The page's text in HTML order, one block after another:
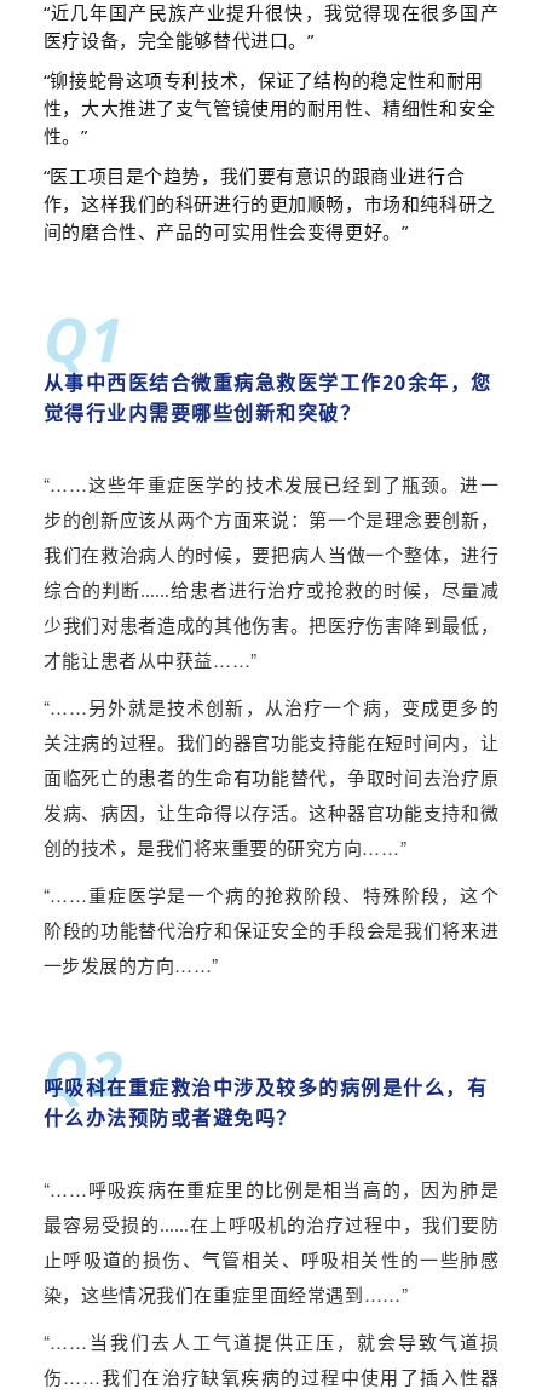
“近几年国产民族产业提升很快，我觉得现在很多国产
医疗设备，完全能够替代进口。”
“铆接蛇骨这项专利技术，保证了结构的稳定性和耐用
性，大大推进了支气管镜使用的耐用性、精细性和安全
性。”
“医工项目是个趋势，我们要有意识的跟商业进行合
作，这样我们的科研进行的更加顺畅，市场和纯科研之
间的磨合性、产品的可实用性会变得更好。”
Q1
从事中西医结合微重病急救医学工作20余年，您
觉得行业内需要哪些创新和突破？
“……这些年重症医学的技术发展已经到了瓶颈。进一
步的创新应该从两个方面来说：第一个是理念要创新，
我们在救治病人的时候，要把病人当做一个整体，进行
综合的判断……给患者进行治疗或抢救的时候，尽量减
少我们对患者造成的其他伤害。把医疗伤害降到最低，
才能让患者从中获益……”
“……另外就是技术创新，从治疗一个病，变成更多的
关注病的过程。我们的器官功能支持能在短时间内，让
面临死亡的患者的生命有功能替代，争取时间去治疗原
发病、病因，让生命得以存活。这种器官功能支持和微
创的技术，是我们将来重要的研究方向……”
“……重症医学是一个病的抢救阶段、特殊阶段，这个
阶段的功能替代治疗和保证安全的手段会是我们将来进
一步发展的方向……”
Q2
呼吸科在重症救治中涉及较多的病例是什么，有
什么办法预防或者避免吗？
“……呼吸疾病在重症里的比例是相当高的，因为肺是
最容易受损的……在上呼吸机的治疗过程中，我们要防
止呼吸道的损伤、气管相关、呼吸相关性的一些肺感
染，这些情况我们在重症里面经常遇到……”
“…… 当我们去人工气道提供正压，就会导致气道损
伤……我们在治疗缺氧疾病的过程中使用了插入性器